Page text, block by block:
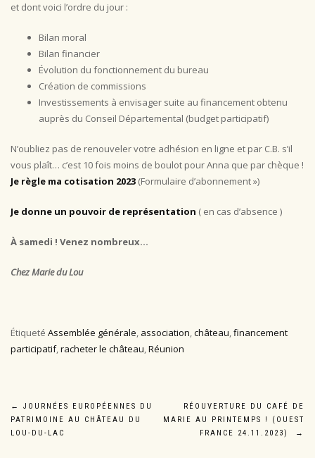
et dont voici l’ordre du jour :
Bilan moral
Bilan financier
Évolution du fonctionnement du bureau
Création de commissions
Investissements à envisager suite au financement obtenu
auprès du Conseil Départemental (budget participatif)
N’oubliez pas de renouveler votre adhésion en ligne et par C.B. s’il
vous plaît… c’est 10 fois moins de boulot pour Anna que par chèque !
Je règle ma cotisation 2023 (Formulaire d’abonnement »)
Je donne un pouvoir de représentation ( en cas d’absence )
À samedi ! Venez nombreux…
Chez Marie du Lou
Étiqueté Assemblée générale association château financement
participatif, racheter le château Réunion
Navigation
de
←
JOURNÉES EUROPÉENNES DU
PATRIMOINE AU CHÂTEAU DU
LOU-DU-LAC
RÉOUVERTURE DU CAFÉ DE
MARIE AU PRINTEMPS ! (OUEST
FRANCE 24.11.2023)
→